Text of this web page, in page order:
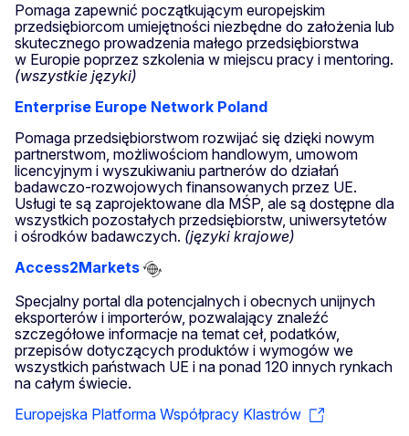
Pomaga zapewnić początkującym europejskim
przedsiębiorcom umiejętności niezbędne do założenia lub
skutecznego prowadzenia małego przedsiębiorstwa
w Europie poprzez szkolenia w miejscu pracy i mentoring.
(wszystkie języki)
Enterprise Europe Network Poland
Pomaga przedsiębiorstwom rozwijać się dzięki nowym
partnerstwom, możliwościom handlowym, umowom
licencyjnym i wyszukiwaniu partnerów do działań
badawczo-rozwojowych finansowanych przez UE.
Usługi te są zaprojektowane dla MŚP, ale są dostępne dla
wszystkich pozostałych przedsiębiorstw, uniwersytetów
i ośrodków badawczych. (języki krajowe)
Access2Markets
Specjalny portal dla potencjalnych i obecnych unijnych
eksporterów i importerów, pozwalający znaleźć
szczegółowe informacje na temat ceł, podatków,
przepisów dotyczących produktów i wymogów we
wszystkich państwach UE i na ponad 120 innych rynkach
na całym świecie.
Europejska Platforma Współpracy Klastrów